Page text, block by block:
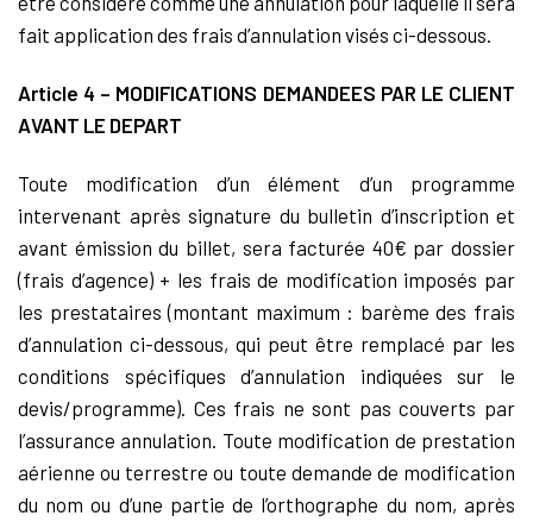
fait application des frais d’annulation visés ci-dessous.
Article 4 – MODIFICATIONS DEMANDEES PAR LE CLIENT
AVANT LE DEPART
Toute modification d’un élément d’un programme
intervenant après signature du bulletin d’inscription et
avant émission du billet, sera facturée 40€ par dossier
(frais d’agence) + les frais de modification imposés par
les prestataires (montant maximum : barème des frais
d’annulation ci-dessous, qui peut être remplacé par les
conditions spécifiques d’annulation indiquées sur le
devis/programme). Ces frais ne sont pas couverts par
l’assurance annulation. Toute modification de prestation
aérienne ou terrestre ou toute demande de modification
du nom ou d’une partie de l’orthographe du nom, après